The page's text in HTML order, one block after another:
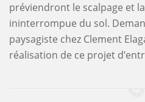
préviendront le scalpage et
ininterrompue du sol.
paysagiste chez Clement
réalisation de ce projet